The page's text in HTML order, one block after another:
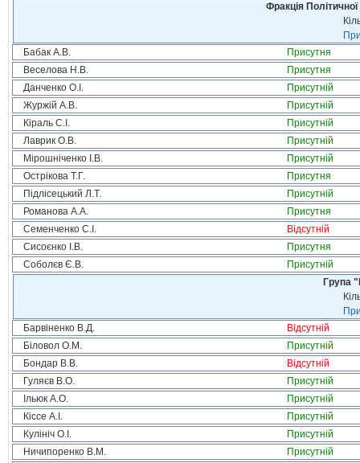
Фракція
Бабак А.В.
Присутня
Веселова Н.В.
Присутня
Данченко О.І.
Присутній
Журжій А.В.
Присутній
Кіраль С.І.
Присутній
Лаврик О.В.
Присутній
Мірошніченко І.В.
Присутній
Острікова Т.Г.
Присутня
Підлісецький Л.Т.
Присутній
Романова А.А.
Присутня
Семенченко С.І.
Відсутній
Сисоєнко І.В.
Присутня
Соболєв Є.В.
Присутній
Група
Барвіненко В.Д.
Відсутній
Біловол О.М.
Присутній
Бондар В.В.
Відсутній
Гуляєв В.О.
Присутній
Ільюк А.О.
Присутній
Кіссе А.І.
Присутній
Кулініч О.І.
Присутній
Ничипоренко В.М.
Присутній